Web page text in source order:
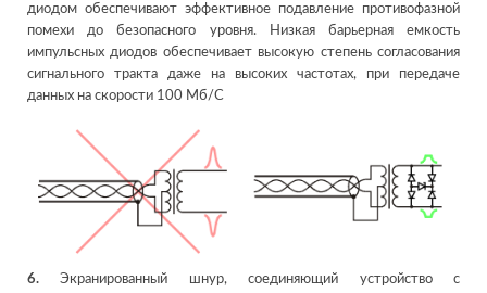
диодом обеспечивают эффективное подавление противофазной
помехи до безопасного уровня. Низкая барьерная емкость
импульсных диодов обеспечивает высокую степень согласования
сигнального тракта даже на высоких частотах, при передаче
данных на скорости 100 Мб/С
6. Экранированный шнур, соединяющий устройство с